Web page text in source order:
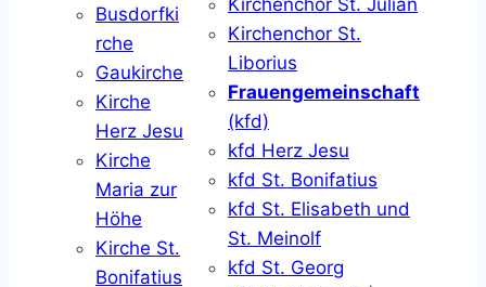
Busdorfki
rche
Gaukirche
Kirche
Herz Jesu
Kirche
Maria zur
Höhe
Kirche St.
Bonifatius
Kirchenchor St. Julian
Kirchenchor St.
Liborius
Frauengemeinschaft
(kfd)
kfd Herz Jesu
kfd St. Bonifatius
kfd St. Elisabeth und
St. Meinolf
kfd St. Georg